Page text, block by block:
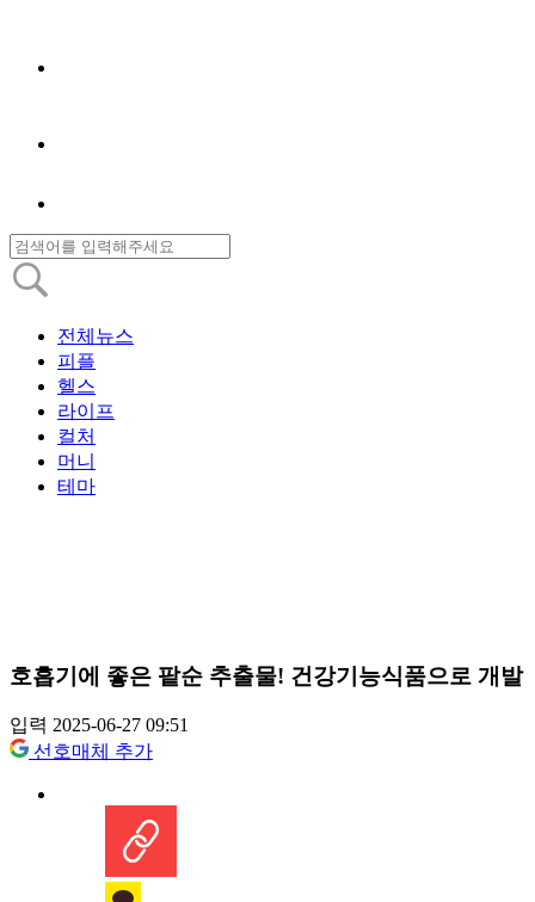
전체뉴스
피플
헬스
라이프
컬처
머니
테마
호흡기에 좋은 팥순 추출물! 건강기능식품으로 개발
입력 2025-06-27 09:51
선호매체 추가